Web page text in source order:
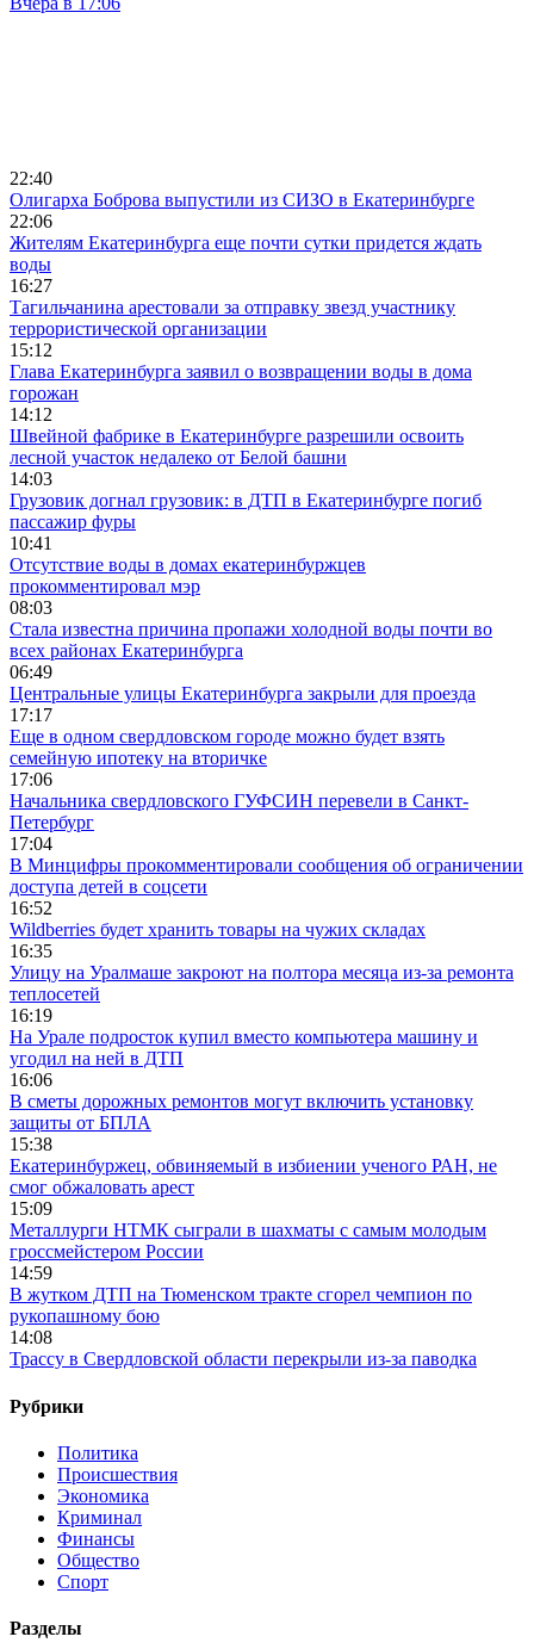
22:40
Олигарха Боброва выпустили из СИЗО в Екатеринбурге
22:06
Жителям Екатеринбурга еще почти сутки придется ждать
воды
16:27
Тагильчанина арестовали за отправку звезд участнику
террористической организации
15:12
Глава Екатеринбурга заявил о возвращении воды в дома
горожан
14:12
Швейной фабрике в Екатеринбурге разрешили освоить
лесной участок недалеко от Белой башни
14:03
Грузовик догнал грузовик: в ДТП в Екатеринбурге погиб
пассажир фуры
10:41
Отсутствие воды в домах екатеринбуржцев
прокомментировал мэр
08:03
Стала известна причина пропажи холодной воды почти во
всех районах Екатеринбурга
06:49
Центральные улицы Екатеринбурга закрыли для проезда
17:17
Еще в одном свердловском городе можно будет взять
семейную ипотеку на вторичке
17:06
Начальника свердловского ГУФСИН перевели в Санкт-
Петербург
17:04
В Минцифры прокомментировали сообщения об ограничении
доступа детей в соцсети
16:52
Wildberries будет хранить товары на чужих складах
16:35
Улицу на Уралмаше закроют на полтора месяца из-за ремонта
теплосетей
16:19
На Урале подросток купил вместо компьютера машину и
угодил на ней в ДТП
16:06
В сметы дорожных ремонтов могут включить установку
защиты от БПЛА
15:38
Екатеринбуржец, обвиняемый в избиении ученого РАН, не
смог обжаловать арест
15:09
Металлурги НТМК сыграли в шахматы с самым молодым
гроссмейстером России
14:59
В жутком ДТП на Тюменском тракте сгорел чемпион по
рукопашному бою
14:08
Трассу в Свердловской области перекрыли из-за паводка
Рубрики
Политика
Происшествия
Экономика
Криминал
Финансы
Общество
Спорт
Разделы